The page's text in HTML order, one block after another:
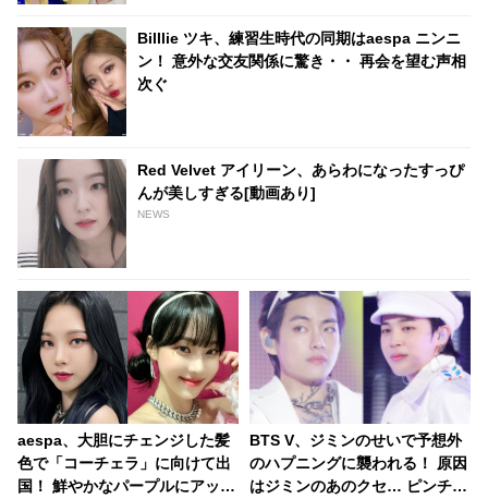
Billlie ツキ、練習生時代の同期はaespa ニンニ
ン！ 意外な交友関係に驚き・・ 再会を望む声相
次ぐ
Red Velvet アイリーン、あらわになったすっぴ
んが美しすぎる[動画あり]
NEWS
aespa、大胆にチェンジした髪
色で「コーチェラ」に向けて出
国！ 鮮やかなパープルにアッシ
BTS V、ジミンのせいで予想外
のハプニングに襲われる！ 原因
はジミンのあのクセ… ピンチに